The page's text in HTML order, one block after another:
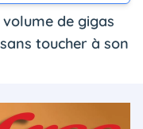
de gigas
toucher à son